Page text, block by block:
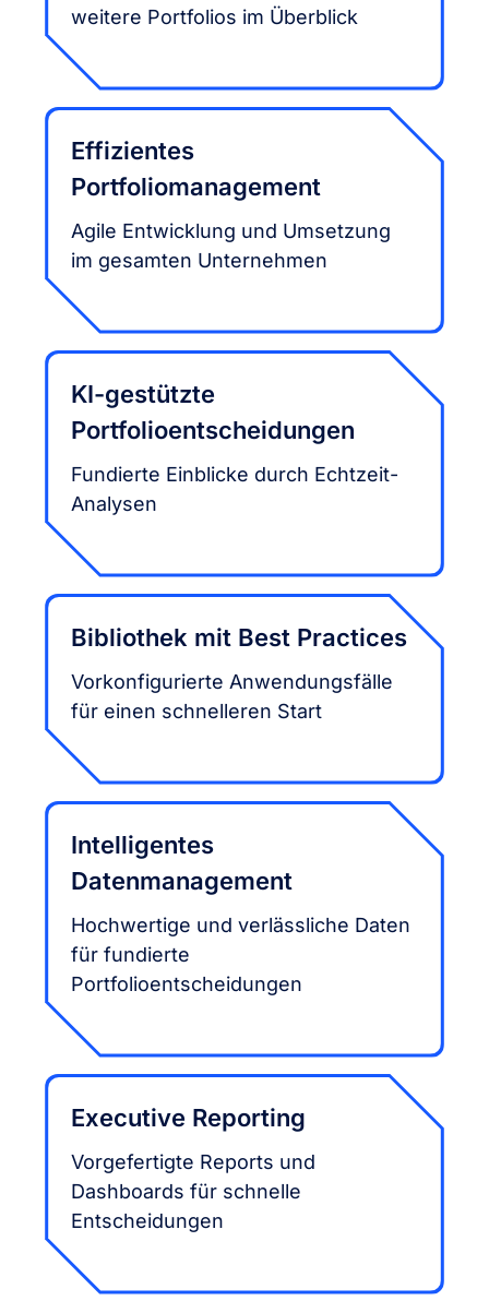
weitere Portfolios im Überblick
Effizientes
Portfoliomanagement
Agile Entwicklung und Umsetzung
im gesamten Unternehmen
KI-gestützte
Portfolioentscheidungen
Fundierte Einblicke durch Echtzeit-
Analysen
Bibliothek mit Best Practices
Vorkonfigurierte Anwendungsfälle
für einen schnelleren Start
Intelligentes
Datenmanagement
Hochwertige und verlässliche Daten
für fundierte
Portfolioentscheidungen
Executive Reporting
Vorgefertigte Reports und
Dashboards für schnelle
Entscheidungen